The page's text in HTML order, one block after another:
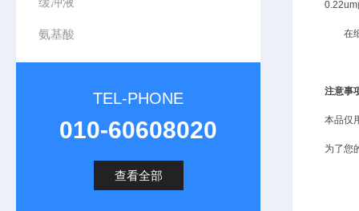
氨基酸
TEL-PHONE
010-60608020
查看全部
在
注意事
本品仅
为了您